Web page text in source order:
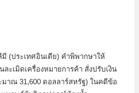
มี (ประเทศอินเดีย) คำพิพากษาให้
ละเมิดเครื่องหมายการค้า สั่งปรับเงิน
าณ 31,600 ดอลลาร์สหรัฐ) ในคดีข้อ